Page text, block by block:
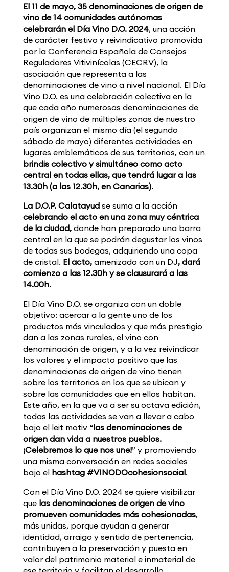
El 11 de mayo, 35 denominaciones de origen de
vino de 14 comunidades autónomas
celebrarán el Día Vino D.O. 2024, una acción
de carácter festivo y reivindicativo promovida
por la Conferencia Española de Consejos
Reguladores Vitivinícolas (CECRV), la
asociación que representa a las
denominaciones de vino a nivel nacional. El Día
Vino D.O. es una celebración colectiva en la
que cada año numerosas denominaciones de
origen de vino de múltiples zonas de nuestro
país organizan el mismo día (el segundo
sábado de mayo) diferentes actividades en
lugares emblemáticos de sus territorios, con un
brindis colectivo y simultáneo como acto
central en todas ellas, que tendrá lugar a las
13.30h (a las 12.30h, en Canarias).
La D.O.P. Calatayudse suma a la acción
celebrando el acto en una zona muy céntrica
de la ciudad, donde han preparado una barra
central en la que se podrán degustar los vinos
de todas sus bodegas, adquiriendo una copa
de cristal. El acto, amenizado con un DJ, dará
comienzo a las 12.30h y se clausurará a las
14.00h.
El Día Vino D.O. se organiza con un doble
objetivo: acercar a la gente uno de los
productos más vinculados y que más prestigio
dan a las zonas rurales, el vino con
denominación de origen, y a la vez reivindicar
los valores y el impacto positivo que las
denominaciones de origen de vino tienen
sobre los territorios en los que se ubican y
sobre las comunidades que en ellos habitan.
Este año, en la que va a ser su octava edición,
todas las actividades se van a llevar a cabo
bajo el leit motiv “las denominaciones de
origen dan vida a nuestros pueblos.
¡Celebremos lo que nos une!” y promoviendo
una misma conversación en redes sociales
bajo el hashtag #VINODOcohesionsocial.
Con el Día Vino D.O. 2024 se quiere visibilizar
que las denominaciones de origen de vino
promueven comunidades más cohesionadas,
más unidas, porque ayudan a generar
identidad, arraigo y sentido de pertenencia,
contribuyen a la preservación y puesta en
valor del patrimonio material e inmaterial de